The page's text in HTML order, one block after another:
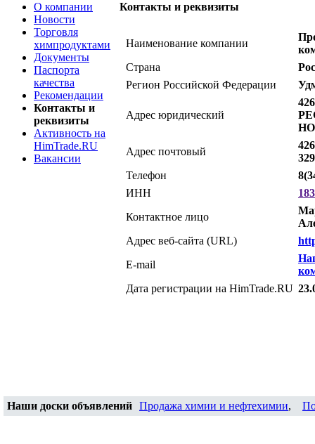
О компании
Новости
Торговля
химпродуктами
Документы
Паспорта
качества
Рекомендации
Контакты и
реквизиты
Активность на
HimTrade.RU
Вакансии
Контакты и реквизиты
Наименование компании
Страна
Регион Российской Федерации
Адрес юридический
Адрес почтовый
Телефон
ИНН
Контактное лицо
Адрес веб-сайта (URL)
E-mail
Дата регистрации на HimTrade.RU
Наши доски объявлений Продажа химии и нефтехимии,